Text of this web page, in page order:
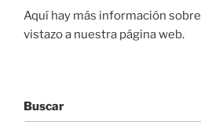
Aquí hay más información sobre
vistazo a nuestra página web.
Buscar